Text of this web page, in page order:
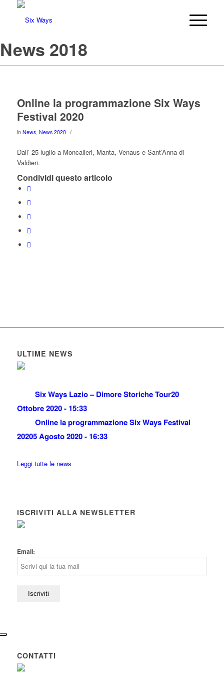
News 2018
Online la programmazione Six Ways
Festival 2020
in News, News 2020 /
Dall’ 25 luglio a Moncalieri, Manta, Venaus e Sant’Anna di
Valdieri.
Condividi questo articolo
ULTIME NEWS
Six Ways Lazio – Dimore Storiche Tour20
Ottobre 2020 - 15:33
Online la programmazione Six Ways Festival
20205 Agosto 2020 - 16:33
Leggi tutte le news
ISCRIVITI ALLA NEWSLETTER
Email:
CONTATTI